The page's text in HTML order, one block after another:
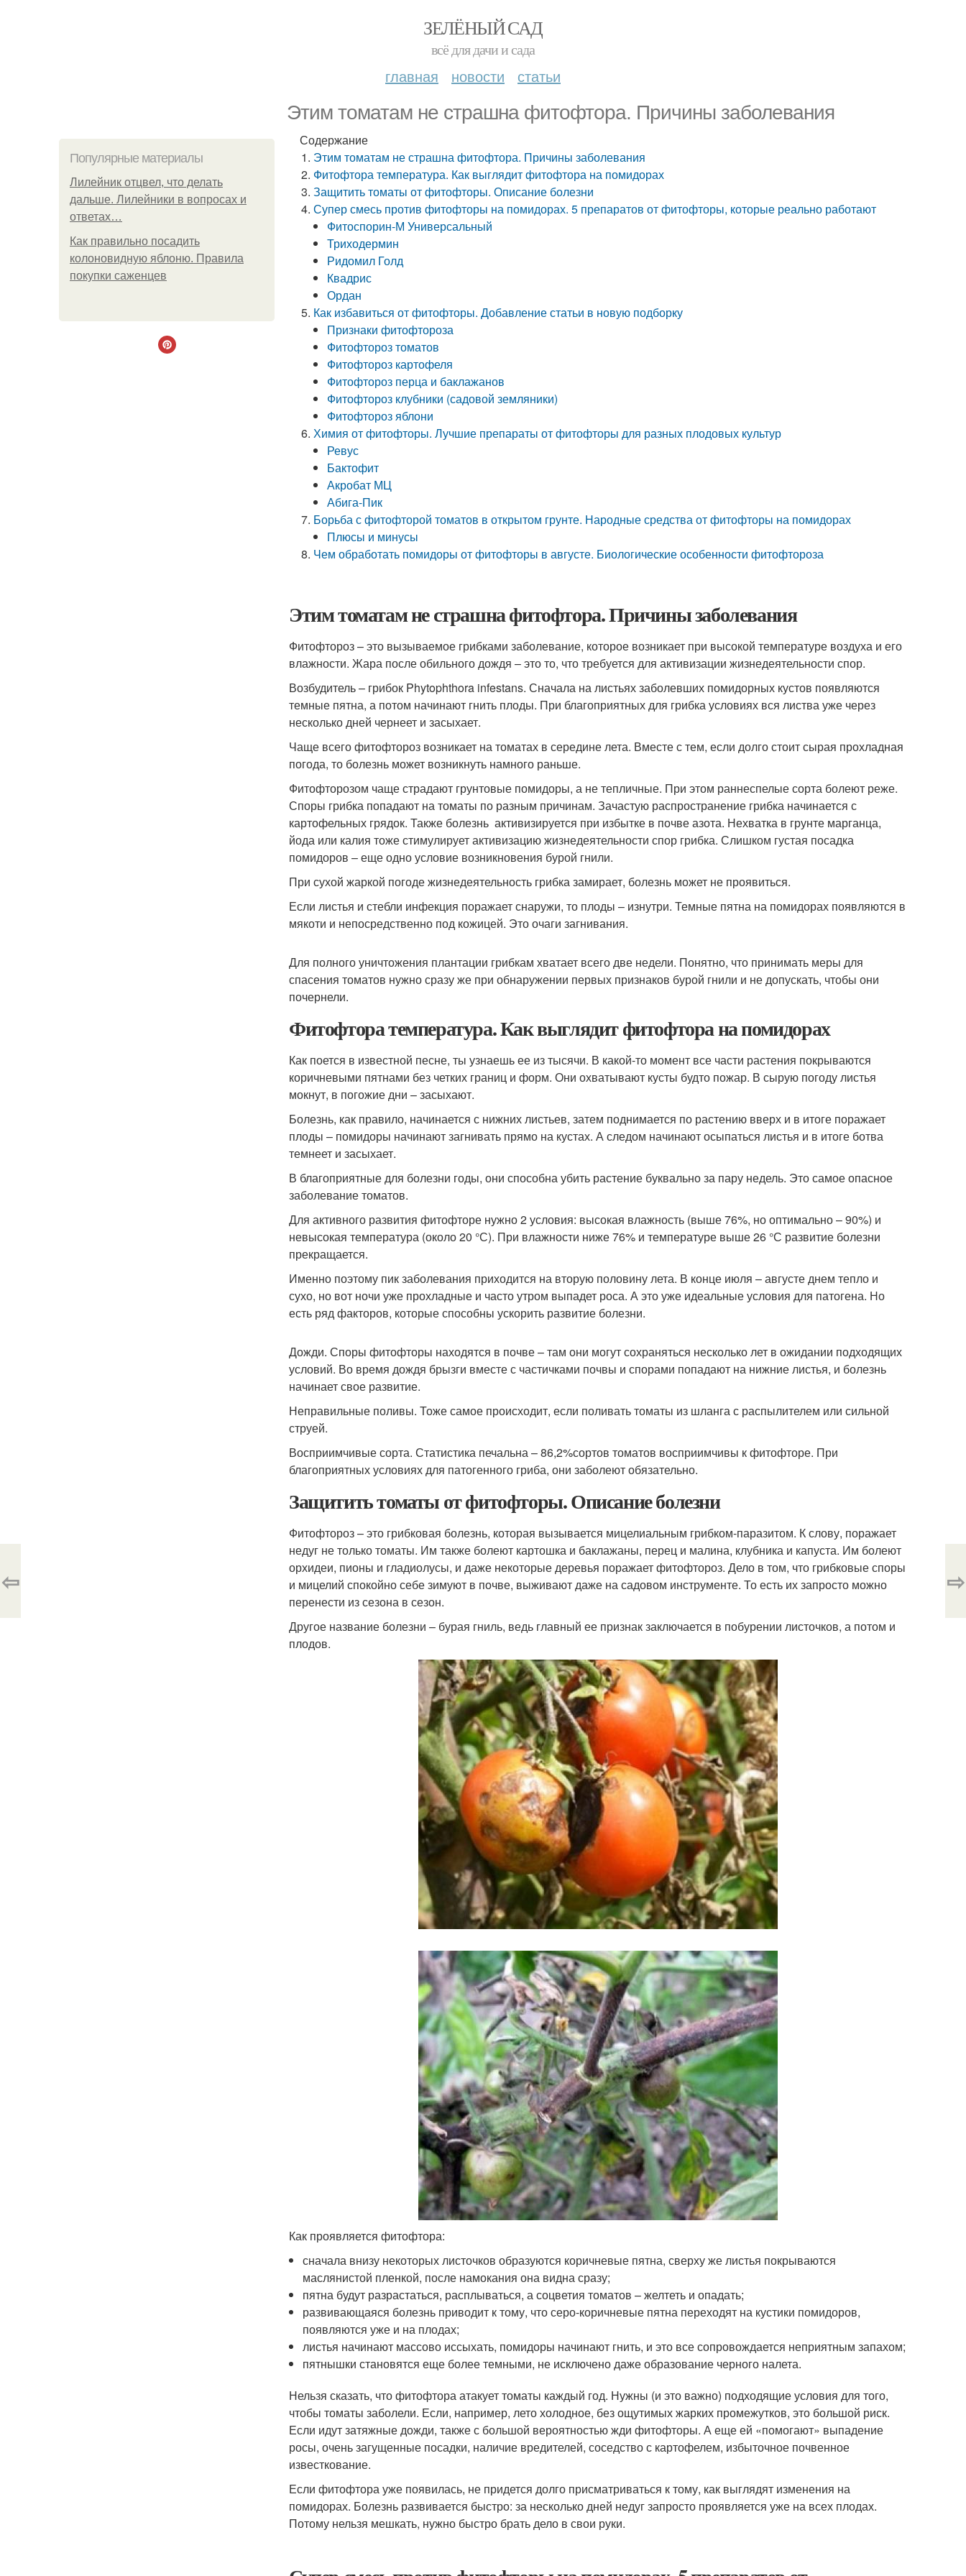
ЗЕЛЁНЫЙ САД
всё для дачи и сада
главная новости статьи
Этим томатам не страшна фитофтора. Причины заболевания
Популярные материалы
Лилейник отцвел, что делать
дальше. Лилейники в вопросах и
ответах…
Как правильно посадить
колоновидную яблоню. Правила
покупки саженцев
Содержание
Этим томатам не страшна фитофтора. Причины заболевания
Фитофтора температура. Как выглядит фитофтора на помидорах
Защитить томаты от фитофторы. Описание болезни
Супер смесь против фитофторы на помидорах. 5 препаратов от фитофторы, которые реально работают
Фитоспорин-М Универсальный
Триходермин
Ридомил Голд
Квадрис
Ордан
Как избавиться от фитофторы. Добавление статьи в новую подборку
Признаки фитофтороза
Фитофтороз томатов
Фитофтороз картофеля
Фитофтороз перца и баклажанов
Фитофтороз клубники (садовой земляники)
Фитофтороз яблони
Химия от фитофторы. Лучшие препараты от фитофторы для разных плодовых культур
Ревус
Бактофит
Акробат МЦ
Абига-Пик
Борьба с фитофторой томатов в открытом грунте. Народные средства от фитофторы на помидорах
Плюсы и минусы
Чем обработать помидоры от фитофторы в августе. Биологические особенности фитофтороза
Этим томатам не страшна фитофтора. Причины заболевания
Фитофтороз – это вызываемое грибками заболевание, которое возникает при высокой температуре воздуха и его
влажности. Жара после обильного дождя – это то, что требуется для активизации жизнедеятельности спор.
Возбудитель – грибок Phytophthora infestans. Сначала на листьях заболевших помидорных кустов появляются
темные пятна, а потом начинают гнить плоды. При благоприятных для грибка условиях вся листва уже через
несколько дней чернеет и засыхает.
Чаще всего фитофтороз возникает на томатах в середине лета. Вместе с тем, если долго стоит сырая прохладная
погода, то болезнь может возникнуть намного раньше.
Фитофторозом чаще страдают грунтовые помидоры, а не тепличные. При этом раннеспелые сорта болеют реже.
Споры грибка попадают на томаты по разным причинам. Зачастую распространение грибка начинается с
картофельных грядок. Также болезнь активизируется при избытке в почве азота. Нехватка в грунте марганца,
йода или калия тоже стимулирует активизацию жизнедеятельности спор грибка. Слишком густая посадка
помидоров – еще одно условие возникновения бурой гнили.
При сухой жаркой погоде жизнедеятельность грибка замирает, болезнь может не проявиться.
Если листья и стебли инфекция поражает снаружи, то плоды – изнутри. Темные пятна на помидорах появляются в
мякоти и непосредственно под кожицей. Это очаги загнивания.
Для полного уничтожения плантации грибкам хватает всего две недели. Понятно, что принимать меры для
спасения томатов нужно сразу же при обнаружении первых признаков бурой гнили и не допускать, чтобы они
почернели.
Фитофтора температура. Как выглядит фитофтора на помидорах
Как поется в известной песне, ты узнаешь ее из тысячи. В какой-то момент все части растения покрываются
коричневыми пятнами без четких границ и форм. Они охватывают кусты будто пожар. В сырую погоду листья
мокнут, в погожие дни – засыхают.
Болезнь, как правило, начинается с нижних листьев, затем поднимается по растению вверх и в итоге поражает
плоды – помидоры начинают загнивать прямо на кустах. А следом начинают осыпаться листья и в итоге ботва
темнеет и засыхает.
В благоприятные для болезни годы, они способна убить растение буквально за пару недель. Это самое опасное
заболевание томатов.
Для активного развития фитофторе нужно 2 условия: высокая влажность (выше 76%, но оптимально – 90%) и
невысокая температура (около 20 °С). При влажности ниже 76% и температуре выше 26 °С развитие болезни
прекращается.
Именно поэтому пик заболевания приходится на вторую половину лета. В конце июля – августе днем тепло и
сухо, но вот ночи уже прохладные и часто утром выпадет роса. А это уже идеальные условия для патогена. Но
есть ряд факторов, которые способны ускорить развитие болезни.
Дожди. Споры фитофторы находятся в почве – там они могут сохраняться несколько лет в ожидании подходящих
условий. Во время дождя брызги вместе с частичками почвы и спорами попадают на нижние листья, и болезнь
начинает свое развитие.
Неправильные поливы. Тоже самое происходит, если поливать томаты из шланга с распылителем или сильной
струей.
Восприимчивые сорта. Статистика печальна – 86,2%сортов томатов восприимчивы к фитофторе. При
благоприятных условиях для патогенного гриба, они заболеют обязательно.
Защитить томаты от фитофторы. Описание болезни
Фитофтороз – это грибковая болезнь, которая вызывается мицелиальным грибком-паразитом. К слову, поражает
недуг не только томаты. Им также болеют картошка и баклажаны, перец и малина, клубника и капуста. Им болеют
орхидеи, пионы и гладиолусы, и даже некоторые деревья поражает фитофтороз. Дело в том, что грибковые споры
и мицелий спокойно себе зимуют в почве, выживают даже на садовом инструменте. То есть их запросто можно
перенести из сезона в сезон.
Другое название болезни – бурая гниль, ведь главный ее признак заключается в побурении листочков, а потом и
плодов.
Как проявляется фитофтора:
сначала внизу некоторых листочков образуются коричневые пятна, сверху же листья покрываются
маслянистой пленкой, после намокания она видна сразу;
пятна будут разрастаться, расплываться, а соцветия томатов – желтеть и опадать;
развивающаяся болезнь приводит к тому, что серо-коричневые пятна переходят на кустики помидоров,
появляются уже и на плодах;
листья начинают массово иссыхать, помидоры начинают гнить, и это все сопровождается неприятным запахом;
пятнышки становятся еще более темными, не исключено даже образование черного налета.
Нельзя сказать, что фитофтора атакует томаты каждый год. Нужны (и это важно) подходящие условия для того,
чтобы томаты заболели. Если, например, лето холодное, без ощутимых жарких промежутков, это большой риск.
Если идут затяжные дожди, также с большой вероятностью жди фитофторы. А еще ей «помогают» выпадение
росы, очень загущенные посадки, наличие вредителей, соседство с картофелем, избыточное почвенное
известкование.
Если фитофтора уже появилась, не придется долго присматриваться к тому, как выглядят изменения на
помидорах. Болезнь развивается быстро: за несколько дней недуг запросто проявляется уже на всех плодах.
Потому нельзя мешкать, нужно быстро брать дело в свои руки.
⇦ ⇨